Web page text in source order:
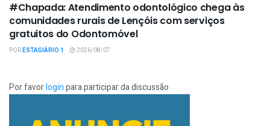
#Chapada: Atendimento odontológico chega às
comunidades rurais de Lençóis com serviços
gratuitos do Odontomóvel
PORESTAGIÁRIO 1 2026/08/07
Por favorloginpara participar da discussão